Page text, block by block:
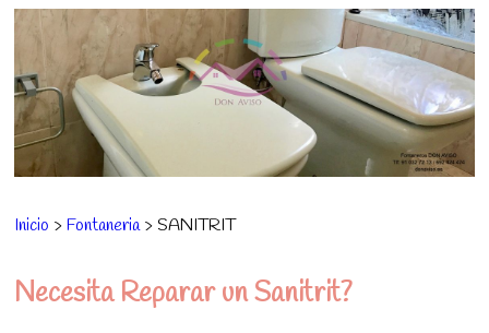
Inicio >Fontaneria> SANITRIT
Necesita Reparar un Sanitrit?